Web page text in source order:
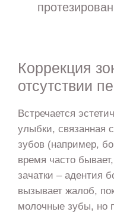
Коррекция
отсутствии
Встречается
улыбки, связанная
зубов (например,
время часто
зачатки – адентия
вызывает жалоб,
молочные зубы, но